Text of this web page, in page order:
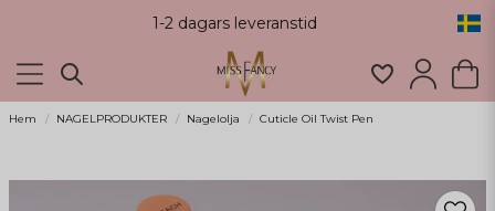
1-2 dagars leveranstid
Hem NAGELPRODUKTER Nagelolja Cuticle Oil Twist Pen